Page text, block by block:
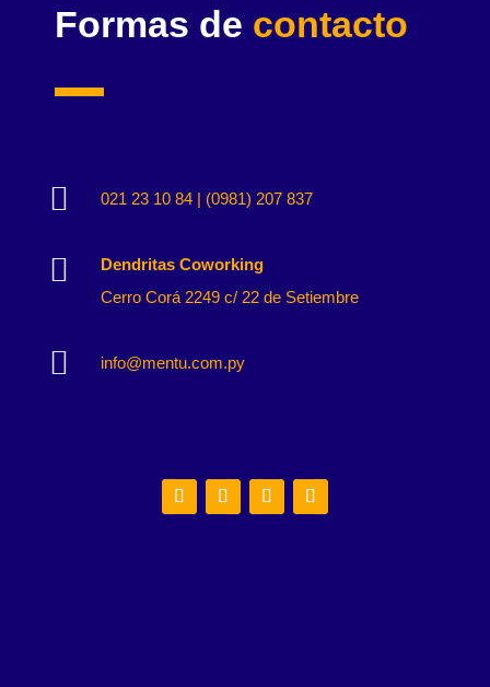
Formas de contacto
 021 23 10 84 | (0981) 207 837

Dendritas Coworking
Cerro Corá 2249 c/ 22 de Setiembre
 info@mentu.com.py